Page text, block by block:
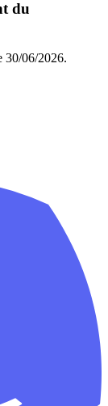
du
30/06/2026.